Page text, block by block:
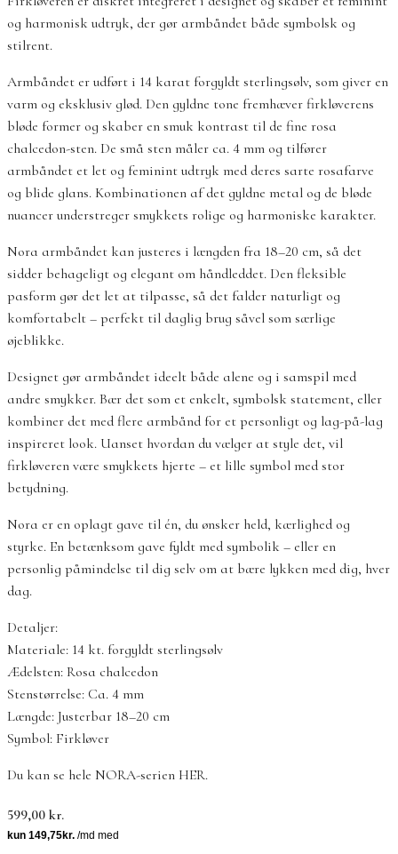
og harmonisk udtryk, der gør armbåndet både symbolsk og
stilrent.
Armbåndet er udført i 14 karat forgyldt sterlingsølv, som giver en
varm og eksklusiv glød. Den gyldne tone fremhæver firkløverens
bløde former og skaber en smuk kontrast til de fine rosa
chalcedon-sten. De små sten måler ca. 4 mm og tilfører
armbåndet et let og feminint udtryk med deres sarte rosafarve
og blide glans. Kombinationen af det gyldne metal og de bløde
nuancer understreger smykkets rolige og harmoniske karakter.
Nora armbåndet kan justeres i længden fra 18–20 cm, så det
sidder behageligt og elegant om håndleddet. Den fleksible
pasform gør det let at tilpasse, så det falder naturligt og
komfortabelt – perfekt til daglig brug såvel som særlige
øjeblikke.
Designet gør armbåndet ideelt både alene og i samspil med
andre smykker. Bær det som et enkelt, symbolsk statement, eller
kombiner det med flere armbånd for et personligt og lag-på-lag
inspireret look. Uanset hvordan du vælger at style det, vil
firkløveren være smykkets hjerte – et lille symbol med stor
betydning.
Nora er en oplagt gave til én, du ønsker held, kærlighed og
styrke. En betænksom gave fyldt med symbolik – eller en
personlig påmindelse til dig selv om at bære lykken med dig, hver
dag.
Detaljer:
Materiale: 14 kt. forgyldt sterlingsølv
Ædelsten: Rosa chalcedon
Stenstørrelse: Ca. 4 mm
Længde: Justerbar 18–20 cm
Symbol: Firkløver
Du kan se hele NORA-serien HER.
599,00 kr.